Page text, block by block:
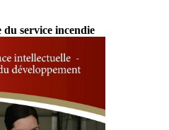
service incendie